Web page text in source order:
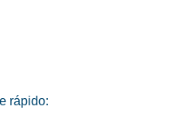
rápido: